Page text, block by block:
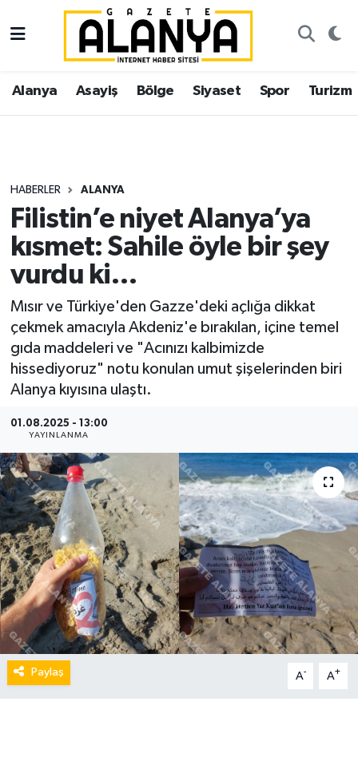
Alanya Asayiş Bölge Siyaset Spor Turizm
HABERLER ALANYA
Filistin’e niyet Alanya’ya
kısmet: Sahile öyle bir şey
vurdu ki…
Mısır ve Türkiye'den Gazze'deki açlığa dikkat
çekmek amacıyla Akdeniz'e bırakılan, içine temel
gıda maddeleri ve "Acınızı kalbimizde
hissediyoruz" notu konulan umut şişelerinden biri
Alanya kıyısına ulaştı.
01.08.2025 - 13:00
YAYINLANMA
Paylaş A- A+
Alanya
Asayiş
Siyaset
Spor
Turizm
Ekonomi
Gazipaşa
İstanbul Nöbetçi Eczaneler
İstanbul Hava Durumu
Süper Lig Puan Durumu ve Fikstür
Tüm Manşetler
Son Dakika Haberleri
Haber Arşivi